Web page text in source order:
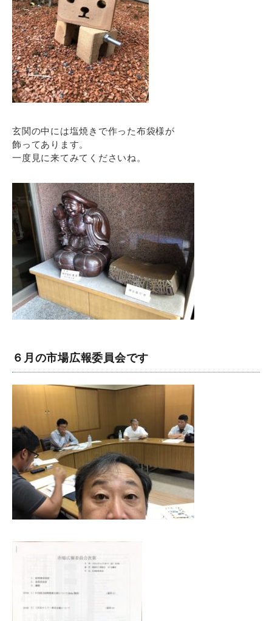
玄関の中には塩焼きで作った布袋様が
飾ってあります。
一度見に来てみてくださいね。
６月の市場広報委員会です